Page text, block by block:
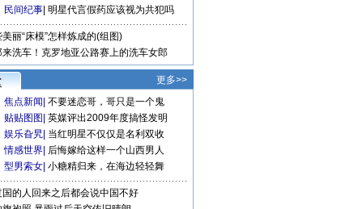
民间纪事 明星代言假药应该视为共犯吗
丽“床模”怎样炼成的(组图)
来洗车！克罗地亚公路赛上的洗车女郎
更多>>
焦点新闻 不要迷恋哥，哥只是一个鬼
贴贴图图 英媒评出2009年度搞怪发明
娱乐旮旯 当红明星不仅仅是名利双收
情感世界 后悔嫁给这样一个山西男人
型男索女 小糖精归来，在海边轻轻舞
国的人回来之后都会说中国不好